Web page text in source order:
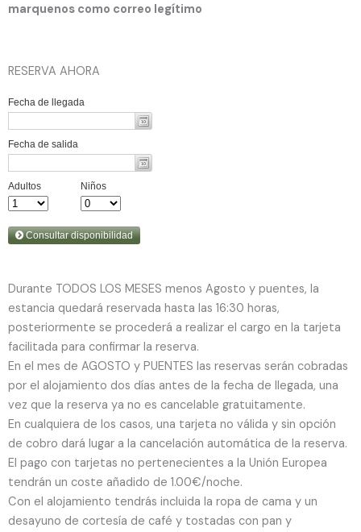
marquenos como correo legítimo
RESERVA AHORA
Durante TODOS LOS MESES menos Agosto y puentes, la
estancia quedará reservada hasta las 16:30 horas,
posteriormente se procederá a realizar el cargo en la tarjeta
facilitada para confirmar la reserva.
En el mes de AGOSTO y PUENTES las reservas serán cobradas
por el alojamiento dos días antes de la fecha de llegada, una
vez que la reserva ya no es cancelable gratuitamente.
En cualquiera de los casos, una tarjeta no válida y sin opción
de cobro dará lugar a la cancelación automática de la reserva.
El pago con tarjetas no pertenecientes a la Unión Europea
tendrán un coste añadido de 1.00€/noche.
Con el alojamiento tendrás incluida la ropa de cama y un
desayuno de cortesía de café y tostadas con pan y